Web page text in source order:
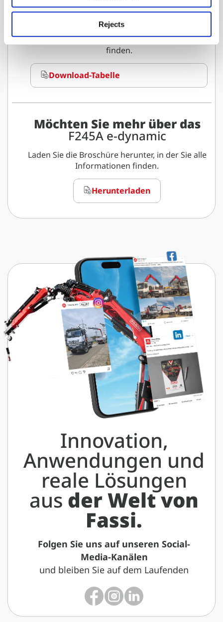
Rejects
Laden Sie das vollständige Blatt herunter, auf
dem Sie alle Versionen und Konfigurationen
finden.
Download-Tabelle
Möchten Sie mehr über das
F245A e-dynamic
Laden Sie die Broschüre herunter, in der Sie alle
Informationen finden.
Herunterladen
Innovation,
Anwendungen und
reale Lösungen
aus der Welt von
Fassi.
Folgen Sie uns auf unseren Social-
Media-Kanälen
und bleiben Sie auf dem Laufenden